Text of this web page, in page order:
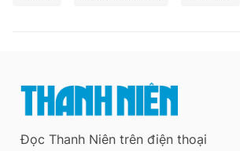
Đọc Thanh Niên trên điện thoại